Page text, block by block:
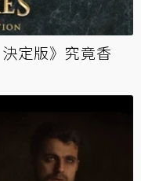
定版》究竟香